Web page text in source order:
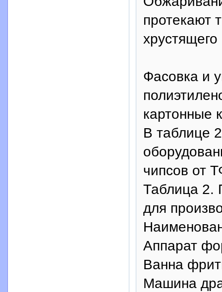
протекают
Фасовка и
картонные
В таблице
чипсов от
Таблица 2.
для
Аппарат
Ванна
Машина